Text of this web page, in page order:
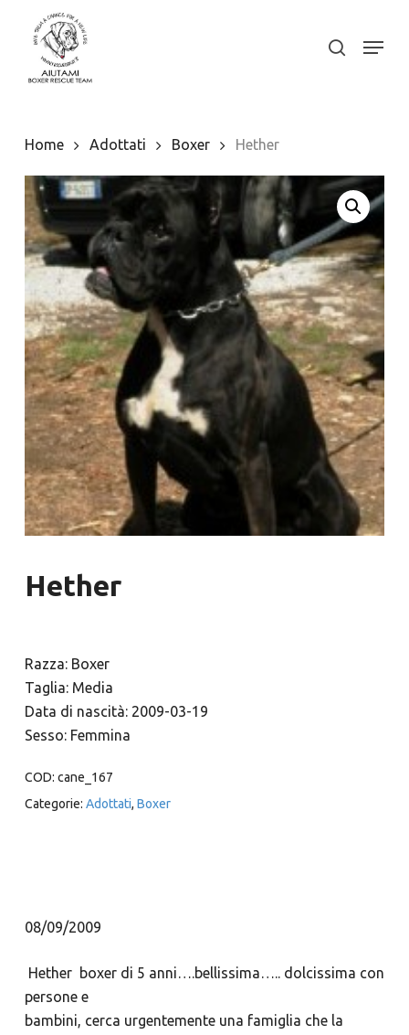
content
search
Menu
Home Adottati Boxer Hether
Hether
Razza: Boxer
Taglia: Media
Data di nascità: 2009-03-19
Sesso: Femmina
COD: cane_167
Categorie: Adottati, Boxer
08/09/2009
Hether boxer di 5 anni….bellissima….. dolcissima con
persone e
bambini, cerca urgentemente una famiglia che la
Close